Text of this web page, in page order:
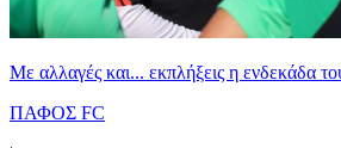
Με αλλαγές και... εκπλήξεις η ενδεκάδα
ΠΑΦΟΣ FC